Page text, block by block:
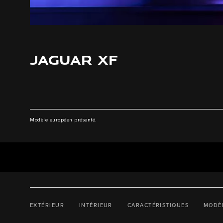
JAGUAR XF
Modèle européen présenté.
EXTÉRIEUR INTÉRIEUR CARACTÉRISTIQUES